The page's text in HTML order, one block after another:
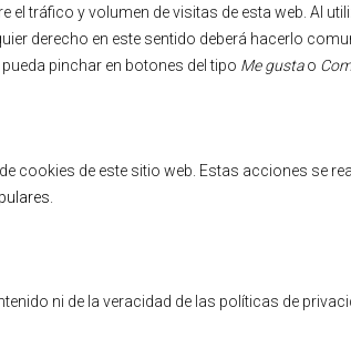
tráfico y volumen de visitas de esta web. Al
derecho en este sentido deberá hacerlo
pinchar en botones del tipo Me gustao
cookies de este sitio web. Estas acciones se
ni de la veracidad de las políticas de